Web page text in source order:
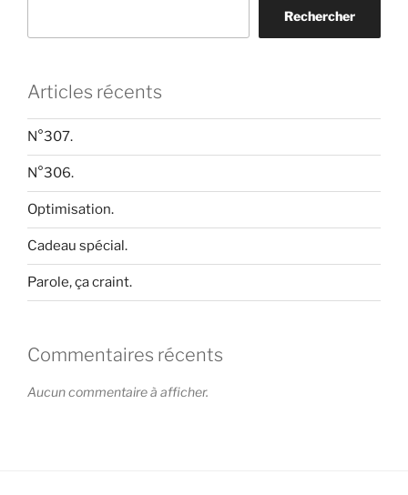
Rechercher
Articles récents
N°307.
N°306.
Optimisation.
Cadeau spécial.
Parole, ça craint.
Commentaires récents
Aucun commentaire à afficher.